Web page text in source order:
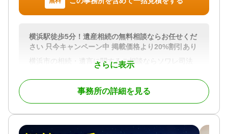
さらに表示
横浜駅徒歩5分！遺産相続の無料相談ならお任せくだ
さい 只今キャンペーン中 掲載価格より20%割引あり
横浜市の相続・遺言に関するご相談ならソワレ司法
相続のご相談は【完全無料】。【横浜駅徒歩5分】 横
浜市内で財産・不動産の相続・相続放棄・終活にお
悩みの方はお気軽にご相談ください。
事務所の詳細を見る